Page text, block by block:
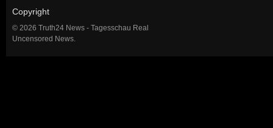
Copyright
© 2026 Truth24 News - Tagesschau Real
Uncensored News.